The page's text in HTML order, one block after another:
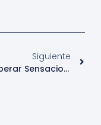
Siguiente
A Recuperar Sensaciones